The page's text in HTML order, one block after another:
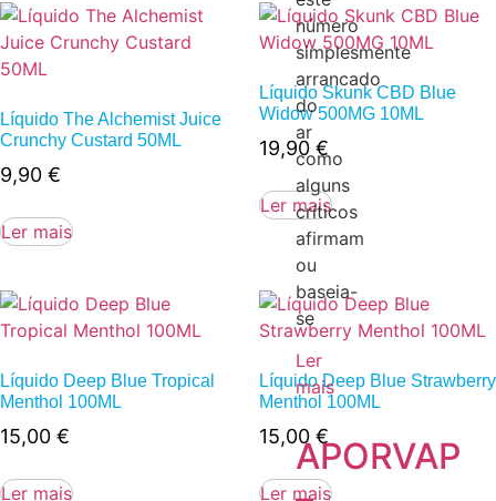
número
simplesmente
arrancado
do
ar
como
alguns
críticos
afirmam
ou
baseia-
se
Ler
mais
APORVAP
Líquido The Alchemist Juice
Crunchy Custard 50ML
9,90 €
Ler mais
Líquido Skunk CBD Blue
Widow 500MG 10ML
19,90 €
Ler mais
Líquido Deep Blue Tropical
Menthol 100ML
15,00 €
Ler mais
Líquido Deep Blue Strawberry
Menthol 100ML
15,00 €
Ler mais